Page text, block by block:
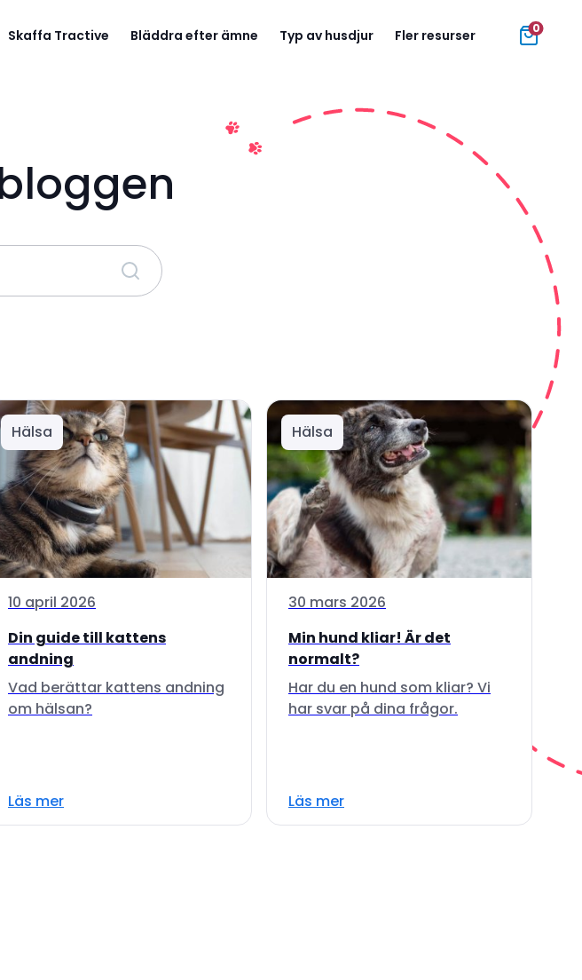
Skaffa Tractive Bläddra efter ämne Typ av husdjur Fler resurser 0
Hälsa
10 april 2026
Din guide till kattens
andning
Vad berättar kattens andning
om hälsan?
Läs mer
Hälsa
30 mars 2026
Min hund kliar! Är det
normalt?
Har du en hund som kliar? Vi
har svar på dina frågor.
Läs mer